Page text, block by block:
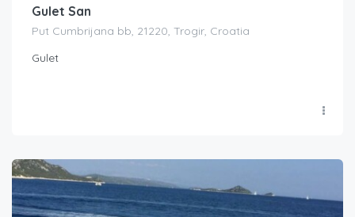
Gulet San
Put Cumbrijana bb, 21220, Trogir, Croatia
Gulet